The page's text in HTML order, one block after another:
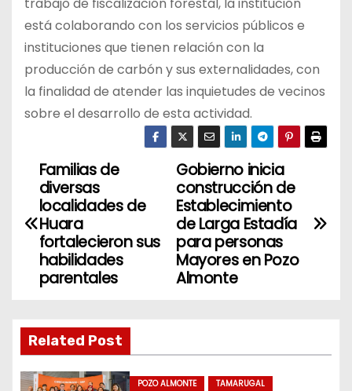
está colaborando con los servicios públicos e
instituciones que tienen relación con la
producción de carbón y sus externalidades, con
la finalidad de atender las inquietudes de vecinos
sobre el desarrollo de esta actividad.
N
a
a
c
Gobierno inicia
construcción de
Establecimiento
de Larga Estadía
para personas
Mayores en Pozo
Almonte
Familias de
diversas
localidades de
Huara
fortalecieron sus
habilidades
parentales
Related Post
POZO ALMONTE
TAMARUGAL